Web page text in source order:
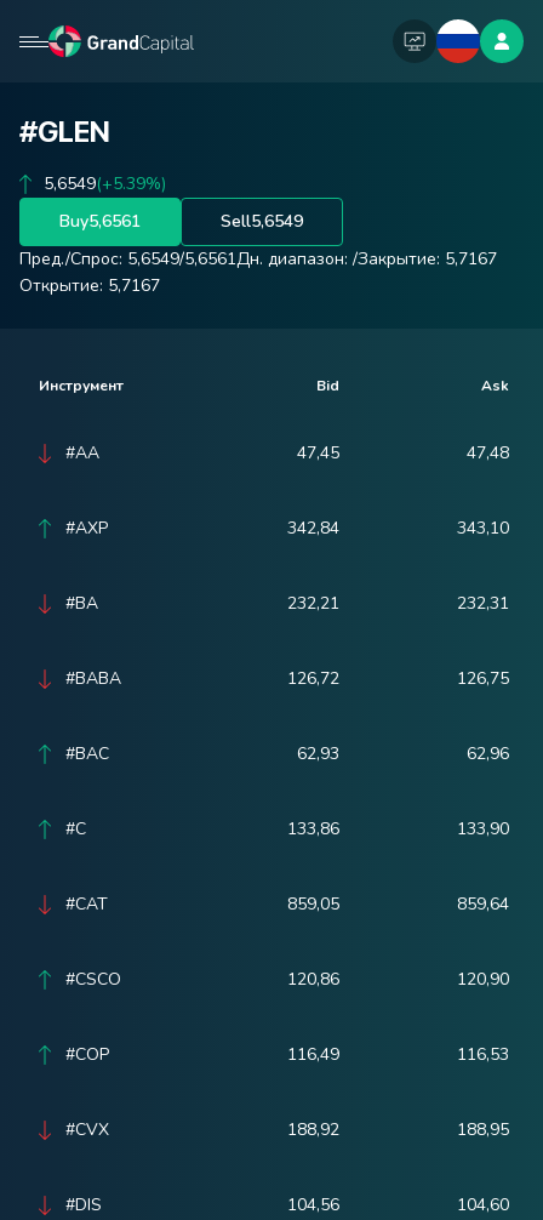
#GLEN
5,6549(+5.39%)
Buy5,6561 Sell5,6549
Пред./Спрос: 5,6549/5,6561Дн. диапазон: /Закрытие: 5,7167
Открытие: 5,7167
Инструмент Bid Ask
#AA 47,45 47,48
#AXP 342,84 343,10
#BA 232,21 232,31
#BABA 126,72 126,75
#BAC 62,93 62,96
#C 133,86 133,90
#CAT 859,05 859,64
#CSCO 120,86 120,90
#COP 116,49 116,53
#CVX 188,92 188,95
#DIS 104,56 104,60